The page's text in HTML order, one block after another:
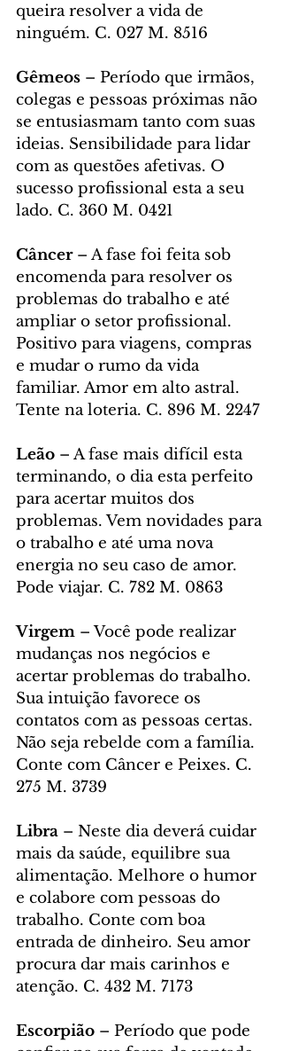
queira resolver a vida de
ninguém. C. 027 M. 8516
Gêmeos – Período que irmãos,
colegas e pessoas próximas não
se entusiasmam tanto com suas
ideias. Sensibilidade para lidar
com as questões afetivas. O
sucesso profissional esta a seu
lado. C. 360 M. 0421
Câncer – A fase foi feita sob
encomenda para resolver os
problemas do trabalho e até
ampliar o setor profissional.
Positivo para viagens, compras
e mudar o rumo da vida
familiar. Amor em alto astral.
Tente na loteria. C. 896 M. 2247
Leão – A fase mais difícil esta
terminando, o dia esta perfeito
para acertar muitos dos
problemas. Vem novidades para
o trabalho e até uma nova
energia no seu caso de amor.
Pode viajar. C. 782 M. 0863
Virgem – Você pode realizar
mudanças nos negócios e
acertar problemas do trabalho.
Sua intuição favorece os
contatos com as pessoas certas.
Não seja rebelde com a família.
Conte com Câncer e Peixes. C.
275 M. 3739
Libra – Neste dia deverá cuidar
mais da saúde, equilibre sua
alimentação. Melhore o humor
e colabore com pessoas do
trabalho. Conte com boa
entrada de dinheiro. Seu amor
procura dar mais carinhos e
atenção. C. 432 M. 7173
Escorpião – Período que pode